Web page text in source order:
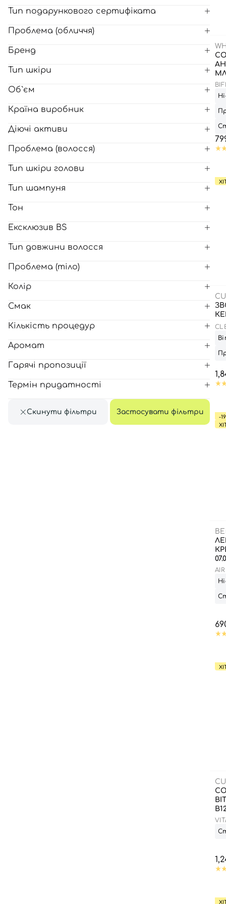
Всі
Тип подарункового сертифіката
Проблема (обличчя)
Бренд
Тип шкіри
Об`єм
Країна виробник
Діючі активи
Проблема (волосся)
Тип шкіри голови
Тип шампуня
Тон
Ексклюзив BS
Тип довжини волосся
Проблема (тіло)
Колір
Смак
Кількість процедур
Аромат
Гарячі пропозиції
Термін придатності
Скинути фільтри Застосувати фільтри
-